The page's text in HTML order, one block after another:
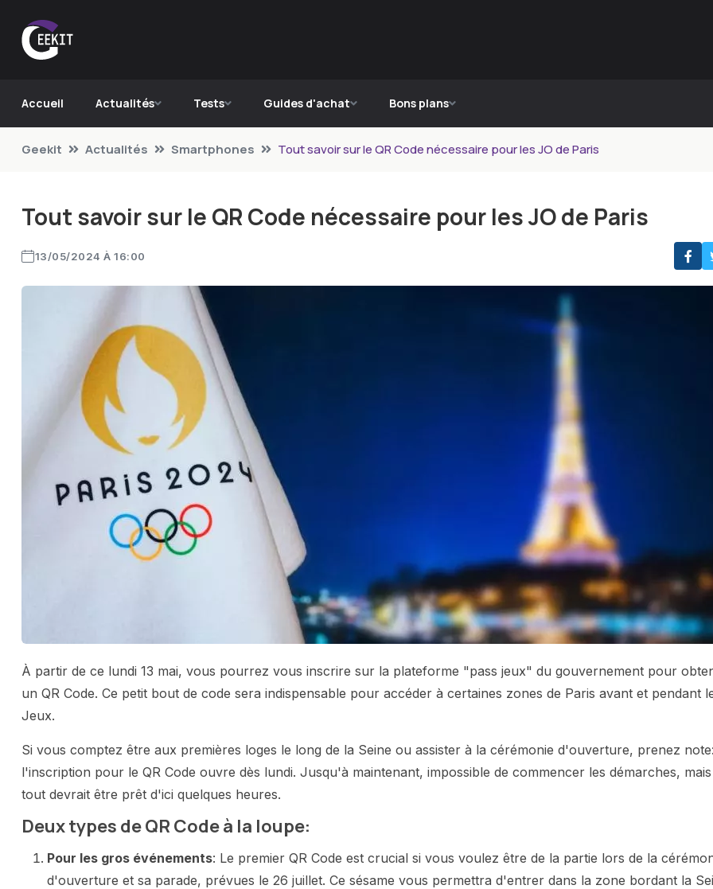
Accueil Actualités Tests Guides d'achat Bons plans
Geekit Actualités Smartphones Tout savoir sur le QR Code nécessaire pour les JO de Paris
Tout savoir sur le QR Code nécessaire pour les JO de Paris
13/05/2024 À 16:00
À partir de ce lundi 13 mai, vous pourrez vous inscrire sur la plateforme "pass jeux" du gouvernement pour
un QR Code. Ce petit bout de code sera indispensable pour accéder à certaines zones de Paris avant et pendant
Jeux.
Si vous comptez être aux premières loges le long de la Seine ou assister à la cérémonie d'ouverture, prenez note:
l'inscription pour le QR Code ouvre dès lundi. Jusqu'à maintenant, impossible de commencer les démarches, mais
tout devrait être prêt d'ici quelques heures.
Deux types de QR Code à la loupe:
Pour les gros événements: Le premier QR Code est crucial si vous voulez être de la partie lors de la
d'ouverture et sa parade, prévues le 26 juillet. Ce sésame vous permettra d'entrer dans la zone bordant la